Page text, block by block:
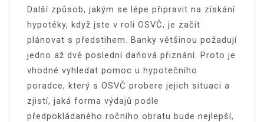
Další způsob, jakým se lépe připravit na získání
hypotéky, když jste v roli OSVČ, je začít
plánovat s předstihem. Banky většinou požadují
jedno až dvě poslední daňová přiznání. Proto je
vhodné vyhledat pomoc u hypotečního
poradce, který s OSVČ probere jejich situaci a
zjistí, jaká forma výdajů podle
předpokládaného ročního obratu bude nejlepší,